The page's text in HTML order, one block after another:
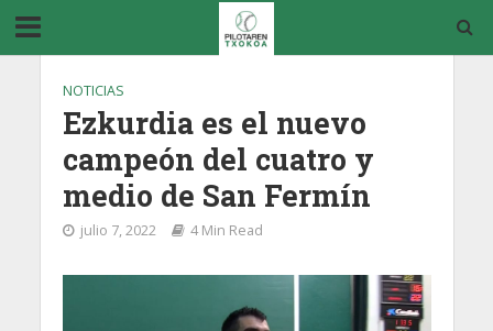
NOTICIAS
Ezkurdia es el nuevo
campeón del cuatro y
medio de San Fermín
julio 7, 2022 4 Min Read